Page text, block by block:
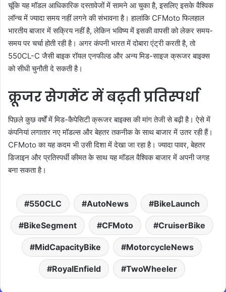
चूंकि यह मॉडल आधिकारिक दस्तावेजों में सामने आ चुका है, इसलिए इसके वैश्विक
लॉन्च में ज्यादा समय नहीं लगने की संभावना है। हालांकि CFMoto फिलहाल
भारतीय बाजार में सक्रिय नहीं है, लेकिन भविष्य में इसकी वापसी को लेकर समय-
समय पर चर्चा होती रही है। अगर कंपनी भारत में दोबारा एंट्री करती है, तो
550CL-C जैसी बाइक रॉयल एनफील्ड और अन्य मिड-साइज क्रूजर बाइक्स
को सीधी चुनौती दे सकती है।
क्रूजर सेगमेंट में बढ़ती प्रतिस्पर्धा
पिछले कुछ वर्षों में मिड-कैपेसिटी क्रूजर बाइक्स की मांग तेजी से बढ़ी है। ऐसे में
कंपनियां लगातार नए मॉडल्स और बेहतर तकनीक के साथ बाजार में उतर रही हैं।
CFMoto का यह कदम भी उसी दिशा में देखा जा रहा है। ज्यादा पावर, बेहतर
डिजाइन और प्रतिस्पर्धी कीमत के साथ यह मॉडल वैश्विक बाजार में अपनी जगह
बना सकता है।
550CLC AutoNews BikeLaunch
BikeSegment CFMoto CruiserBike
MidCapacityBike MotorcycleNews
RoyalEnfield TwoWheeler